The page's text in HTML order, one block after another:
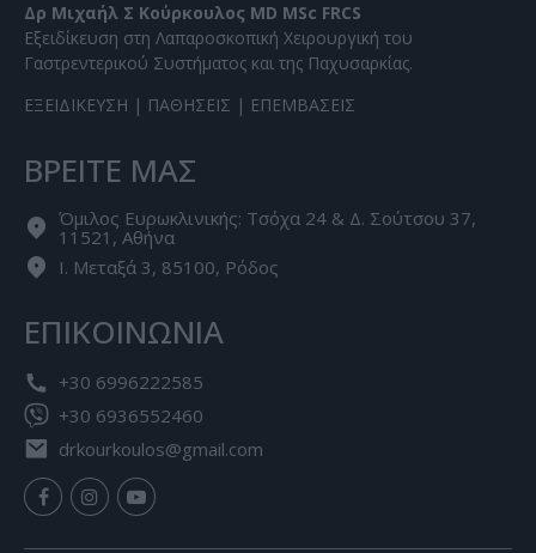
Δρ Μιχαήλ Σ Κούρκουλος MD MSc FRCS
Εξειδίκευση στη Λαπαροσκοπική Χειρουργική του
Γαστρεντερικού Συστήματος και της Παχυσαρκίας.
ΕΞΕΙΔΙΚΕΥΣΗ | ΠΑΘΗΣΕΙΣ | ΕΠΕΜΒΑΣΕΙΣ
ΒΡΕΙΤΕ ΜΑΣ
Όμιλος Ευρωκλινικής: Τσόχα 24 & Δ. Σούτσου 37,
11521, Αθήνα
Ι. Μεταξά 3, 85100, Ρόδος
ΕΠΙΚΟΙΝΩΝΙΑ
+30 6996222585
+30 6936552460
drkourkoulos@gmail.com